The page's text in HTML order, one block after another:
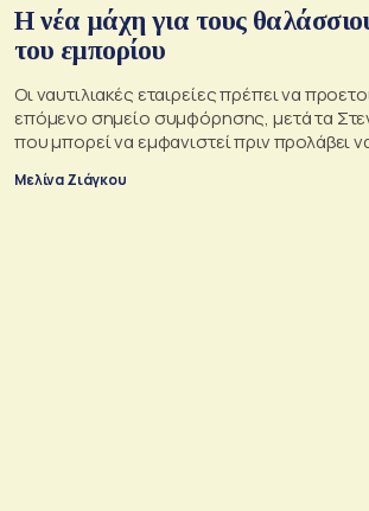
Η νέα μάχη για τους
του εμπορίου
Οι ναυτιλιακές εταιρείες πρέπει να
επόμενο σημείο συμφόρησης, μετά τα
που μπορεί να εμφανιστεί πριν προλάβει
Μελίνα Ζιάγκου